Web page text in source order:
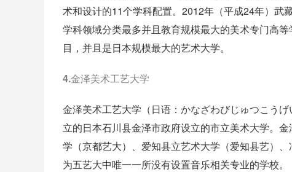
术和设计的11个学科配置。2012年（平成24年）武
学科领域分类最多并且教育规模最大的美术专门高
目，并且是日本规模最大的艺术大学。
4.金泽美术工艺大学
金泽美术工艺大学（日语：かなざわびじゅつこう
立的日本石川县金泽市政府设立的市立美术大学。
学（京都艺大）、爱知县立艺术大学（爱知县艺）
为五艺大中唯一一所没有设置音乐相关专业的学校。